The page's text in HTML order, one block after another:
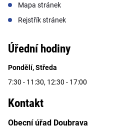
Mapa stránek
Rejstřík stránek
Úřední hodiny
Pondělí, Středa
7:30 - 11:30, 12:30 - 17:00
Kontakt
Obecní úřad Doubrava